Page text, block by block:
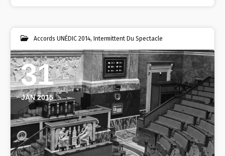
Accords UNÉDIC 2014, Intermittent Du Spectacle
31
JAN 2015